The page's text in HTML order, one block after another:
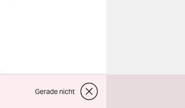
Gerade nicht